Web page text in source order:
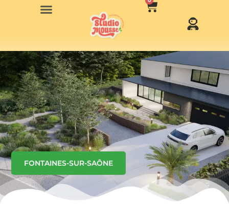
FONTAINES-SUR-SAÔNE